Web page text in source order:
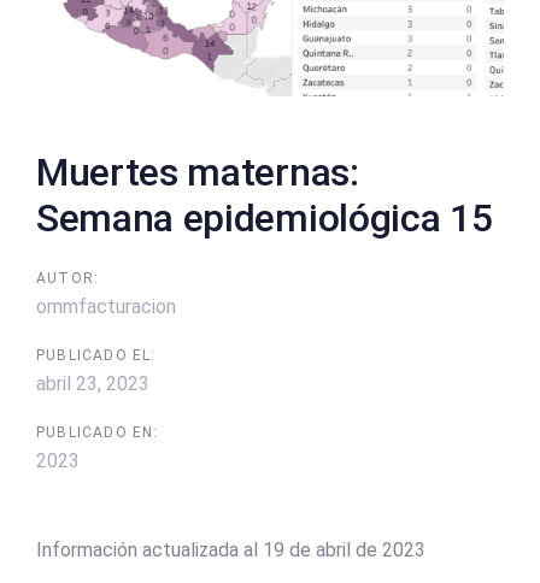
Muertes maternas:
Semana epidemiológica 15
AUTOR:
ommfacturacion
PUBLICADO EL:
abril 23, 2023
PUBLICADO EN:
2023
Información actualizada al 19 de abril de 2023